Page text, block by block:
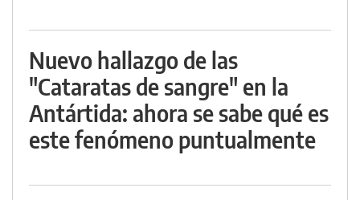
Nuevo hallazgo de las
"Cataratas de sangre" en la
Antártida: ahora se sabe qué es
este fenómeno puntualmente